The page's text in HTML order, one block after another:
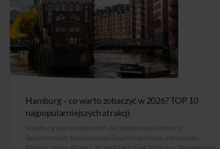
Hamburg – co warto zobaczyć w 2026? TOP 10
najpopularniejszych atrakcji
Hamburg warto odwiedzić dla zabytkowej dzielnicy
Speicherstadt, nowoczesnej Elbphilharmonie, portowego
klimatu, jezior Alster i atrakcji takich jak Miniatur Wunderland